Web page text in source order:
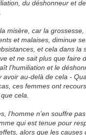
du déshonneur et de
misère, car la
et malaises, diminue
et cela dans la
et ne sait plus que faire
l’humiliation et le
avoir au-delà de cela -
ces femmes ont
cela.
l’homme n’en souffre
qui est tenue pour
alors que les causes